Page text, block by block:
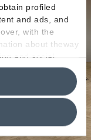
profiled
and ads, and
with the
about theway
and social
itwith other
this banner,
browsing
For more